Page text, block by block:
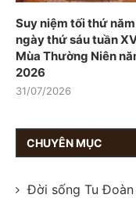
Suy niệm tối thứ năm
ngày thứ sáu tuần
Mùa Thường Niên
2026
31/07/2026
CHUYÊN MỤC
Đời sống Tu Đoàn